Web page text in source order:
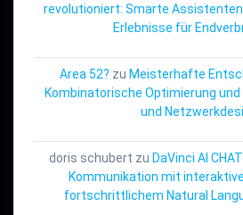
revolutioniert: Smarte
Erlebnisse für
Area 52? zu Meisterhafte
Kombinatorische Optimierung und
und
doris schubert zu DaVinci AI
Kommunikation mit
fortschrittlichem Natural